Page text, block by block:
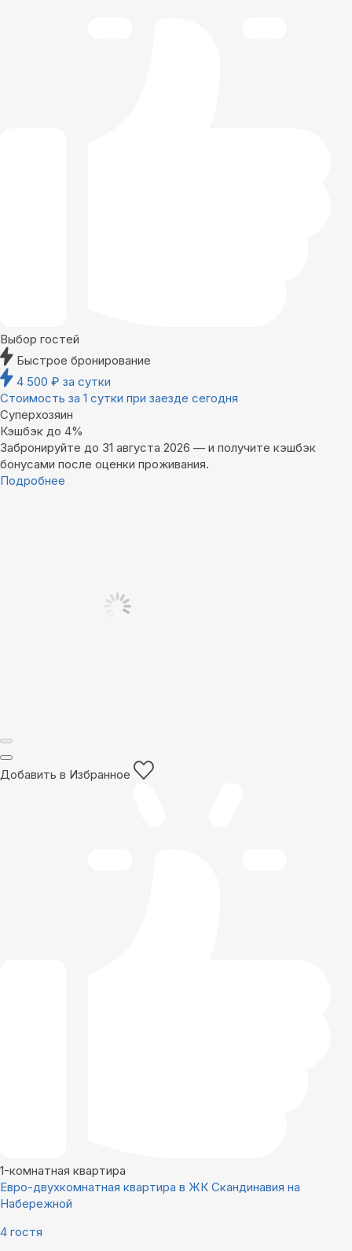
Выбор гостей
Быстрое бронирование
4 500 ₽ за сутки
Стоимость за 1 сутки при заезде сегодня
Суперхозяин
Кэшбэк до 4%
Забронируйте до 31 августа 2026 — и получите кэшбэк
бонусами после оценки проживания.
Подробнее
Добавить в Избранное
1-комнатная квартира
Евро-двухкомнатная квартира в ЖК Скандинавия на
Набережной
4 гостя